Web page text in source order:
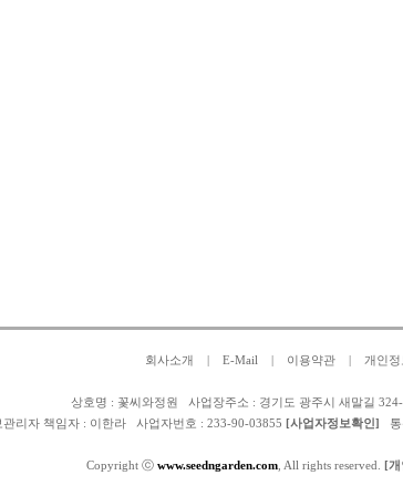
회사소개 E-Mail 이용약관| 개인정
상호명 : 꽃씨와정원 사업장주소 : 경기도 광주시 새말길
리자 책임자 : 이한라사업자번호 : 233-90-03855 [사업자정보확인] 통
Copyright ⓒ www.seedngarden.com, All rights reserved. [